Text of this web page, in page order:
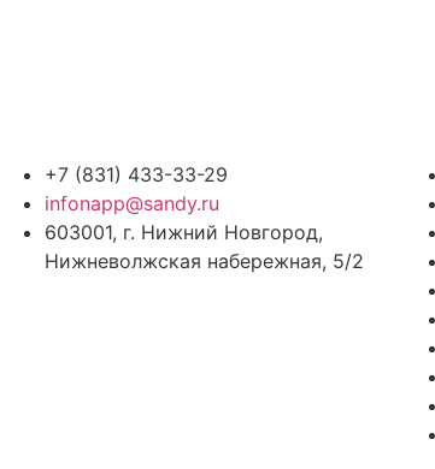
+7 (831) 433-33-29
infonapp@sandy.ru
603001, г. Нижний Новгород,
Нижневолжская набережная, 5/2